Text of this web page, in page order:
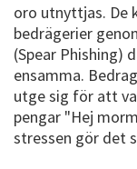
oro utnyttjas. De
bedrägerier
(Spear Phishing)
ensamma.
utge sig för att
pengar "Hej
stressen gör det